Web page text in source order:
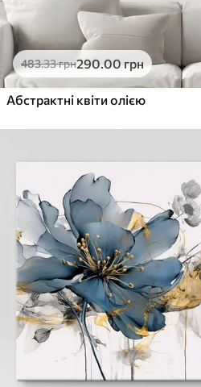
483.33грн290.00грн
Абстрактні квіти олією